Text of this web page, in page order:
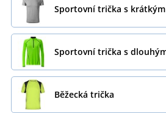
Sportovní trička s
Sportovní trička s
Běžecká trička